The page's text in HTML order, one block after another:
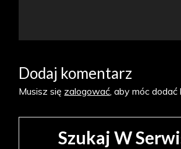
Dodaj komentarz
Musisz się zalogować, aby móc dodać
Szukaj W